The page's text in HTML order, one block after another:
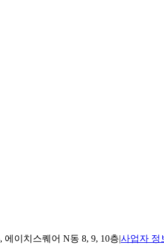
이치스퀘어 N동 8, 9, 10층|사업자 정